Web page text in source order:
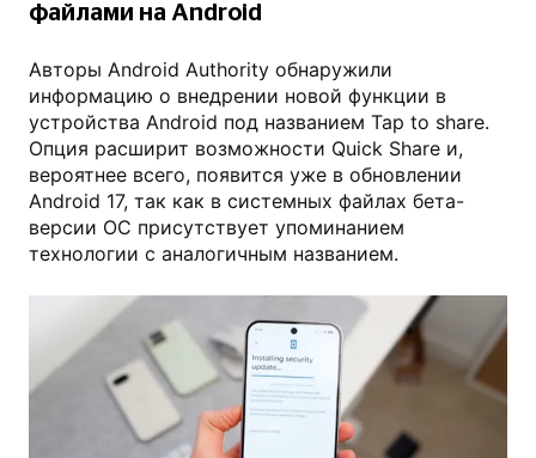
файлами на Android
Авторы Android Authority обнаружили
информацию о внедрении новой функции в
устройства Android под названием Tap to share.
Опция расширит возможности Quick Share и,
вероятнее всего, появится уже в обновлении
Android 17, так как в системных файлах бета-
версии ОС присутствует упоминанием
технологии с аналогичным названием.